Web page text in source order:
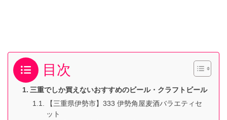
目次
三重でしか買えないおすすめのビール・クラフトビール
【三重県伊勢市】333 伊勢角屋麦酒バラエティセ
ット